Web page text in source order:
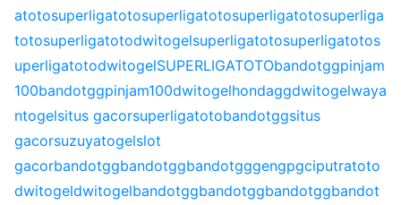
atotosuperligatotosuperligatotosuperligatotosuperliga
totosuperligatotodwitogelsuperligatotosuperligatotos
uperligatotodwitogelSUPERLIGATOTObandotggpinjam
100bandotggpinjam100dwitogelhondaggdwitogelwaya
ntogelsitus gacorsuperligatotobandotggsitus
gacorsuzuyatogelslot
gacorbandotggbandotggbandotgggengpgciputratoto
dwitogeldwitogelbandotggbandotggbandotggbandot